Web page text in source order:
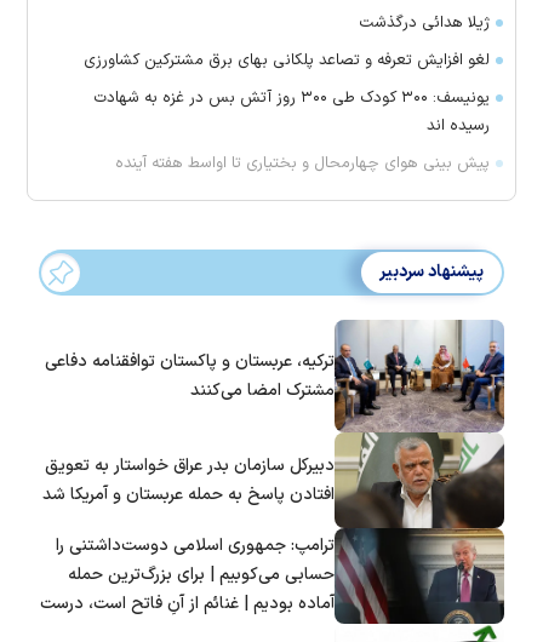
ژیلا هدائی درگذشت
لغو افزایش تعرفه و تصاعد پلکانی بهای برق مشترکین کشاورزی
یونیسف: ۳۰۰ کودک طی ۳۰۰ روز آتش بس در غزه به شهادت
رسیده اند
پیش بینی هوای چهارمحال و بختیاری تا اواسط هفته آینده
پیشنهاد سردبیر
ترکیه، عربستان و پاکستان توافقنامه دفاعی
مشترک امضا می‌کنند
دبیرکل سازمان بدر عراق خواستار به تعویق
افتادن پاسخ به حمله عربستان و آمریکا شد
ترامپ: جمهوری اسلامی دوست‌داشتنی را
حسابی می‌کوبیم | برای بزرگ‌ترین حمله
آماده بودیم | غنائم از آنِ فاتح است، درست